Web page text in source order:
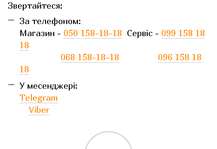
Звертайтеся:
За телефоном:
Магазин - 050 158-18-18 Сервіс - 099 158 18
18
068 158-18-18
096 158 18
18
У месенджері:
Telegram
Viber